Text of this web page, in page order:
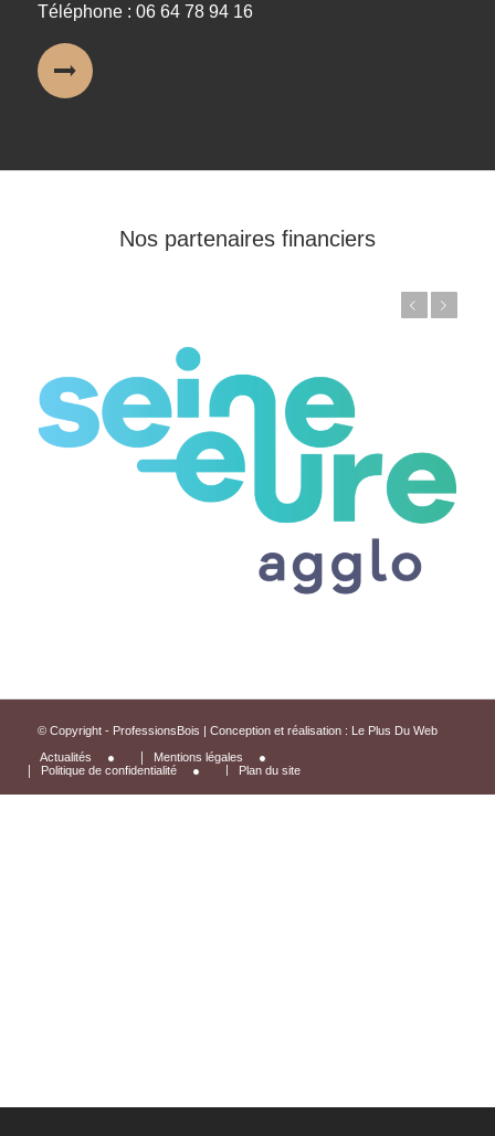
Téléphone : 06 64 78 94 16
Nos partenaires financiers
© Copyright - ProfessionsBois | Conception et réalisation :
Le Plus Du Web
Actualités
Mentions légales
Politique de confidentialité
Plan du site